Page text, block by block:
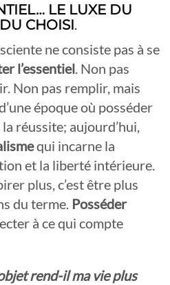
LE LUXE DU
CHOISI.
ne consiste pas à se
l’essentiel. Non pas
Non pas remplir, mais
époque où posséder
réussite; aujourd’hui,
qui incarne la
et la liberté intérieure.
plus, c’est être plus
du terme. Posséder
à ce qui compte
rend-il ma vie plus